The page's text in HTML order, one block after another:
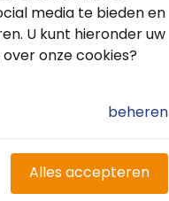
Toon
media te bieden en
U kunt hieronder uw
onze cookies?
beheren
Alles accepteren